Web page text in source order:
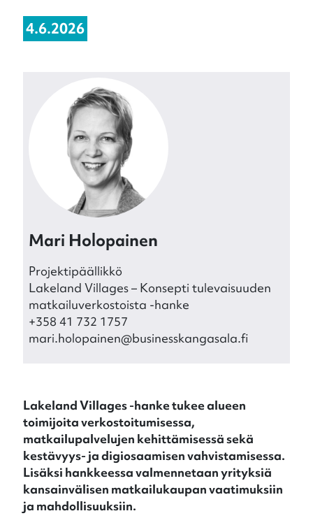
4.6.2026
Mari Holopainen
Projektipäällikkö
Lakeland Villages – Konsepti tulevaisuuden
matkailuverkostoista -hanke
+358 41 732 1757
mari.holopainen@businesskangasala.fi
Lakeland Villages -hanke tukee alueen
toimijoita verkostoitumisessa,
matkailupalvelujen kehittämisessä sekä
kestävyys- ja digiosaamisen vahvistamisessa.
Lisäksi hankkeessa valmennetaan yrityksiä
kansainvälisen matkailukaupan vaatimuksiin
ja mahdollisuuksiin.